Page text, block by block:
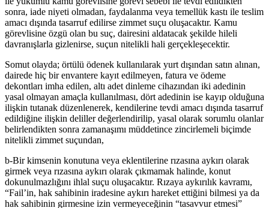
sonra, iade niyeti olmadan, faydalanma veya temellük kastı ile teslim
amacı dışında tasarruf edilirse zimmet suçu oluşacaktır. Kamu
görevlisine özgü olan bu suç, dairesini aldatacak şekilde hileli
davranışlarla gizlenirse, suçun nitelikli hali gerçekleşecektir.
Somut olayda; örtülü ödenek kullanılarak yurt dışından satın alınan,
dairede hiç bir envantere kayıt edilmeyen, fatura ve ödeme
dekontları imha edilen, altı adet dinleme cihazından iki adedinin
yasal olmayan amaçla kullanılması, dört adedinin ise kayıp olduğuna
ilişkin tutanak düzenlenerek, kendilerine tevdi amacı dışında tasarruf
edildiğine ilişkin deliller değerlendirilip, yasal olarak sorumlu olanlar
belirlendikten sonra zamanaşımı müddetince zincirlemeli biçimde
nitelikli zimmet suçundan,
b-Bir kimsenin konutuna veya eklentilerine rızasına aykırı olarak
girmek veya rızasına aykırı olarak çıkmamak halinde, konut
dokunulmazlığını ihlal suçu oluşacaktır. Rızaya aykırılık kavramı,
“Fail’in, hak sahibinin iradesine aykırı hareket ettiğini bilmesi ya da
hak sahibinin girmesine izin vermeyeceğinin “tasavvur etmesi”